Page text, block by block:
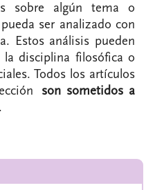
sobre algún tema o
ser analizado con
Estos análisis pueden
la disciplina filosófica o
Todos los artículos
son sometidos a
.